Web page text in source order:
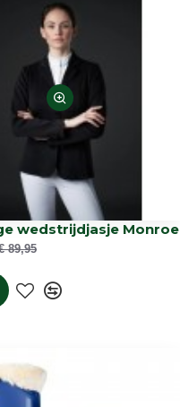
wedstrijdjasje Monroe
89,95